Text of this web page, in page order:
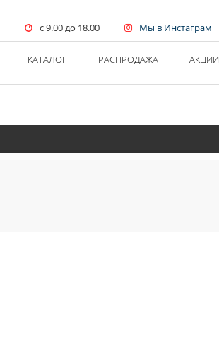
c 9.00 до 18.00 Мы в Инстаграм
КАТАЛОГ РАСПРОДАЖА АКЦИИ